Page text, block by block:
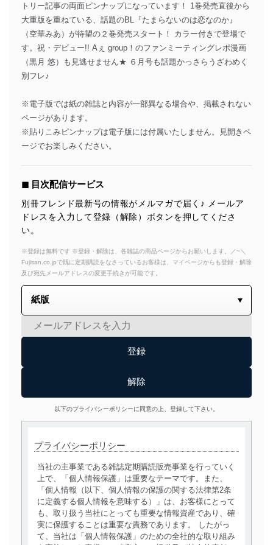
トリー記事の両面ピンナップになっています！ 1巻発売直後から
大重版を重ねている、話題のBL『たまらないのは恋なのか』
（空華みあ）が待望の２巻発売スタート！ カラー付きで登場で
す。祝・デビュー!! Aぇ group！のファンミーティングレポ漫画
（黒月 悠）も見逃せません★ ６月号も話題かっさらうざわめく
別フレ♪
※電子版では紙の雑誌と内容が一部異なる場合や、掲載されない
ページがあります。
※貼りこみピンナップは電子版には付属いたしません。見開きペ
ージでお楽しみください。
◼︎ 目次配信サービス
別冊フレンド最新号の情報がメルマガで届く♪ メールア
ドレスを入力して登録（解除）ボタンを押してくださ
い。
※登録は無料です ※登録・解除は、各雑誌の商品ページからお願いします。／~＼
Fujisan.co.jpで既に定期購読をなさっているお客様は、マイページからも登録・解除
及び宛先メールアドレスの変更手続きが可能です。
以下のプライバシーポリシーに同意の上、登録して下さい。
プライバシーポリシー
当社の主事業である雑誌定期購読販売事業を行っていく
上で、「個人情報保護」は重要なテーマです。また、
「個人情報（以下、個人情報の保護の関する法律第2条
に定義する個人情報を意味する）」は、お客様にとって
も、取り扱う当社にとっても重要な情報資産であり、確
実に保護することは重要な責務であります。 したがっ
て、当社は「個人情報保護」のための全社的な取り組み